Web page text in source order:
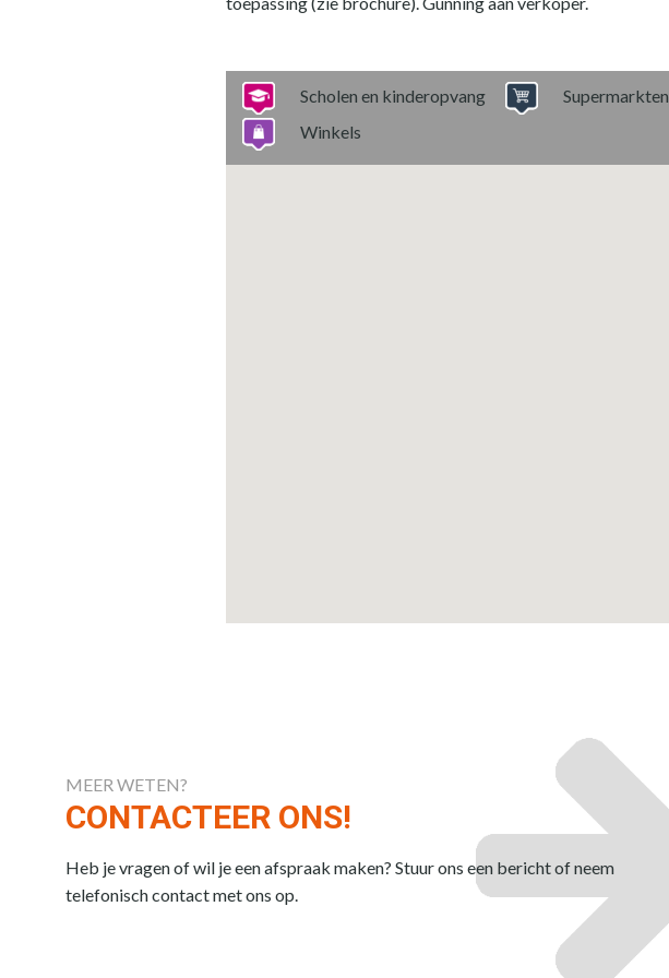
Scholen en kinderopvang Supermarkten
Winkels
MEER WETEN?
CONTACTEER ONS!
Heb je vragen of wil je een afspraak maken? Stuur ons een bericht of neem
telefonisch contact met ons op.